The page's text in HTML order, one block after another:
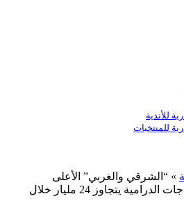
للأندية
للمنتخبات
»“الشرقي والغربي” الأعلى
تكلفة.. دعم الدولة للإنتاجات الدرامية يتجاوز 24 مليار خلال